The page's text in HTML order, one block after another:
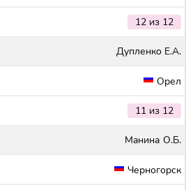
12 из 12
Дупленко Е.А.
Орел
11 из 12
Maнина О.Б.
Черногорск